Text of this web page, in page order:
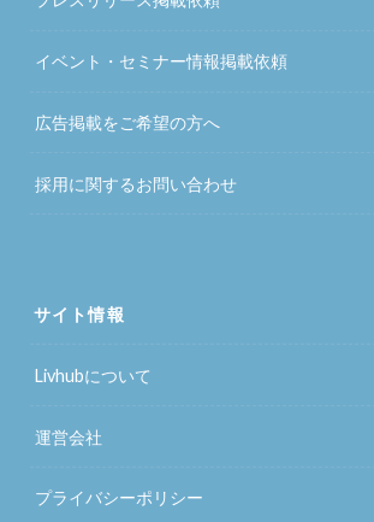
イベント・セミナー情報掲載依頼
広告掲載をご希望の方へ
採用に関するお問い合わせ
サイト情報
Livhubについて
運営会社
プライバシーポリシー